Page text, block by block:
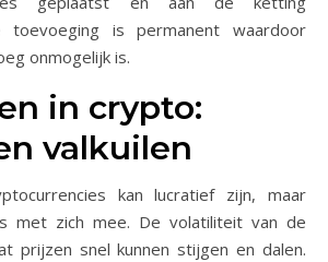
toevoeging is permanent waardoor
onmogelijk is.
in crypto:
valkuilen
kan lucratief zijn, maar
met zich mee. De volatiliteit van de
prijzen snel kunnen stijgen en dalen.